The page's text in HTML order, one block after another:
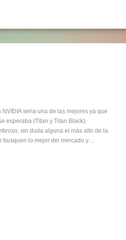
seria una de las mejores ya que
esperaba (Titan y Titan Black).
sin duda alguna el más alto de la
busquen lo mejor del mercado y…